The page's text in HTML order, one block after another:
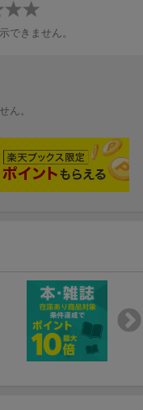
できません。
ん。